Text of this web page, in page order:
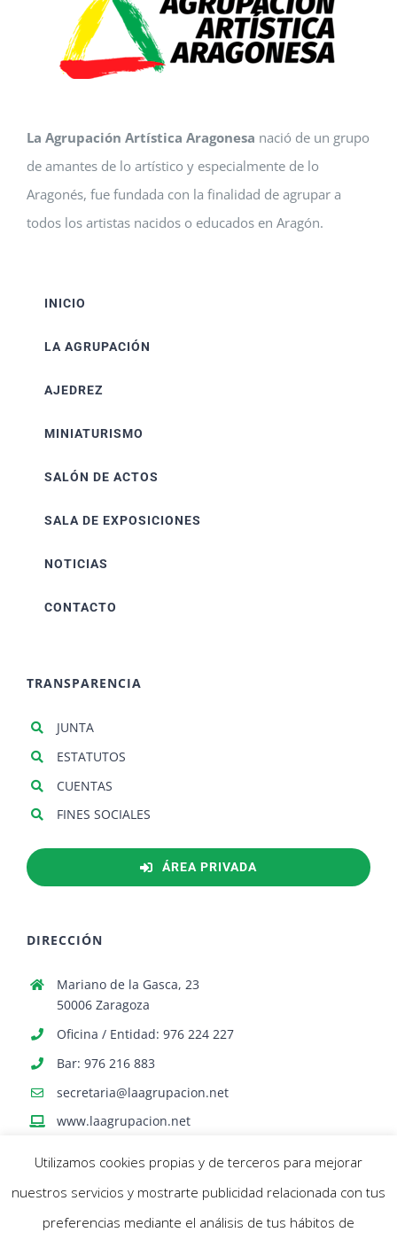
La Agrupación Artística Aragonesa nació de un grupo
de amantes de lo artístico y especialmente de lo
Aragonés, fue fundada con la finalidad de agrupar a
todos los artistas nacidos o educados en Aragón.
INICIO
LA AGRUPACIÓN
AJEDREZ
MINIATURISMO
SALÓN DE ACTOS
SALA DE EXPOSICIONES
NOTICIAS
CONTACTO
TRANSPARENCIA
JUNTA
ESTATUTOS
CUENTAS
FINES SOCIALES
ÁREA PRIVADA
DIRECCIÓN
Mariano de la Gasca, 23
50006 Zaragoza
Oficina / Entidad: 976 224 227
Bar: 976 216 883
secretaria@laagrupacion.net
www.laagrupacion.net
Utilizamos cookies propias y de terceros para mejorar
nuestros servicios y mostrarte publicidad relacionada con tus
preferencias mediante el análisis de tus hábitos de